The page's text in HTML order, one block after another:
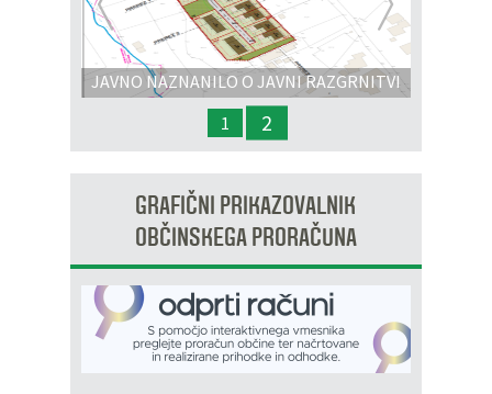
JAVNO NAZNANILO O JAVNI RAZGRNITVI
IN JAVNI OBRAVNAVI - OPPN na območju
OP8/009 – stanovanjsko območje Dobrava 3
Prejšnja
1 2
GRAFIČNI PRIKAZOVALNIK
OBČINSKEGA PRORAČUNA